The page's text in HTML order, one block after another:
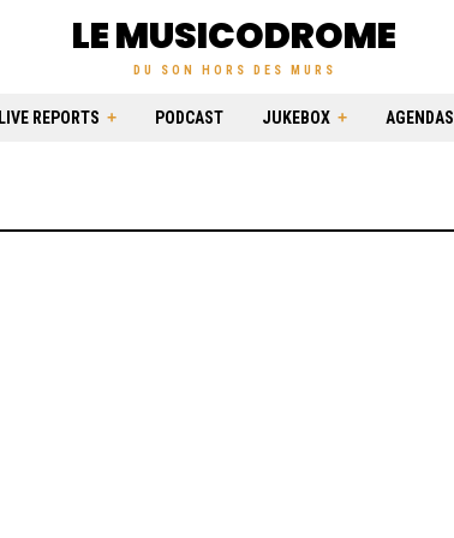
LE MUSICODROME
DU SON HORS DES MURS
LIVE REPORTS PODCAST JUKEBOX AGENDAS